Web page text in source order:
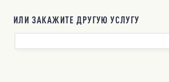
ИЛИ ЗАКАЖИТЕ ДРУГУЮ УСЛУГУ